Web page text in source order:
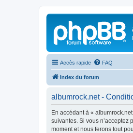
Accès rapide FAQ
Index du forum
albumrock.net -
En accédant à «
suivantes. Si vous n’acceptez
moment et nous ferons tout